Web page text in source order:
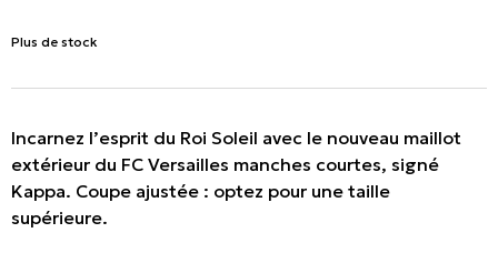
Plus de stock
Incarnez l’esprit du Roi Soleil avec le nouveau maillot
extérieur du FC Versailles manches courtes, signé
Kappa. Coupe ajustée : optez pour une taille
supérieure.